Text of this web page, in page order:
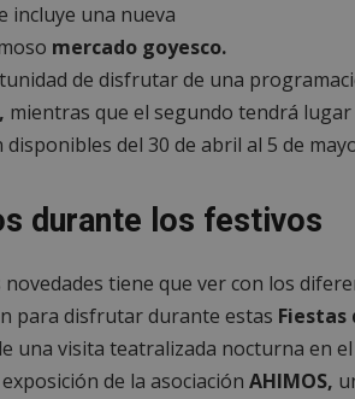
incluye una nueva
mercado goyesco.
de disfrutar de una
mientras que el segundo tendrá lugar
del 30 de abril al 5 de
durante los festivos
tiene que ver con los
para disfrutar durante estas Fiestas
una visita teatralizada nocturna en el
de la asociación AHIMOS,